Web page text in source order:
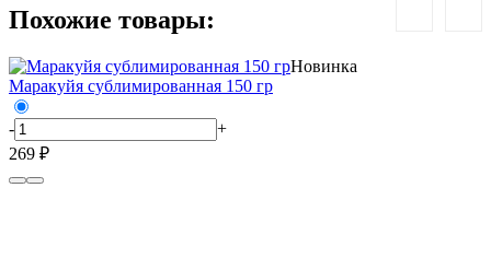
Похожие товары:
Новинка
Маракуйя сублимированная 150 гр
-
+
269 ₽